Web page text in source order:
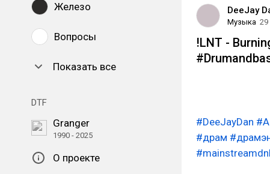
Железо
Вопросы
Показать все
DTF
Granger
1990 - 2025
О проекте
DeeJay
Музыка 29
!LNT -
#DeeJayDan
#драм